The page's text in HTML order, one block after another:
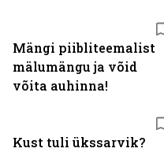
Mängi piibliteemalist
mälumängu ja võid
võita auhinna!
Kust tuli ükssarvik?